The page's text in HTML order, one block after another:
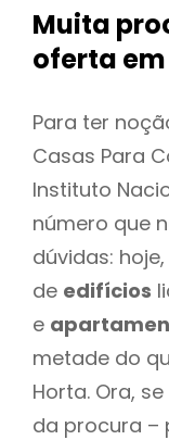
Muita
oferta
Para ter
Casas Para
Instituto
número que
dúvidas:
de edifícios
e
metade do
Horta. Ora,
da procura –